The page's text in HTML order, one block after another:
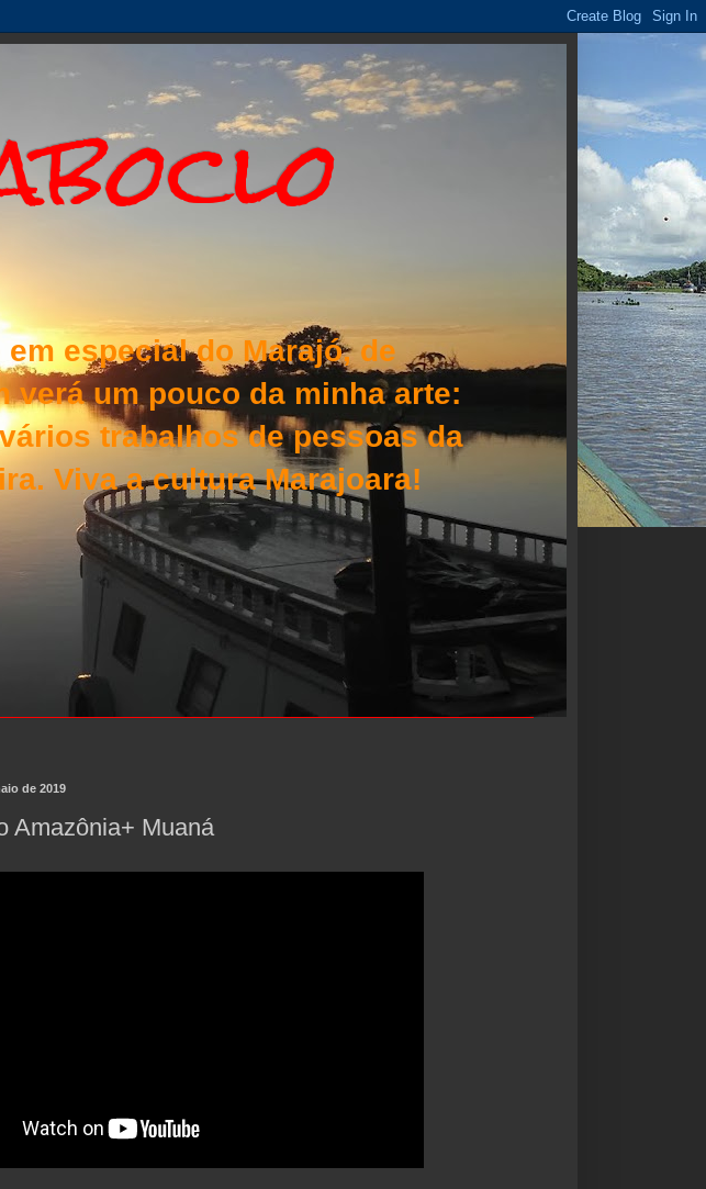
especial do Marajó, de
verá um pouco da minha arte:
trabalhos de pessoas da
Viva a cultura Marajoara!
de 2019
Amazônia+ Muaná